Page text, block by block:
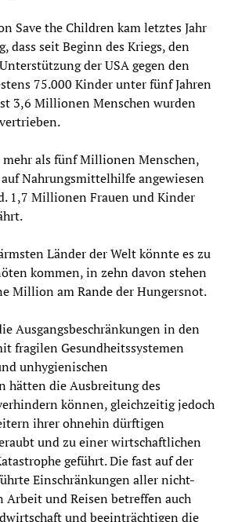
Save the Children kam letztes Jahr
dass seit Beginn des Kriegs, den
der USA gegen den
75.000 Kinder unter fünf Jahren
3,6 Millionen Menschen wurden
als fünf Millionen Menschen,
Nahrungsmittelhilfe angewiesen
1,7 Millionen Frauen und Kinder
Länder der Welt könnte es zu
kommen, in zehn davon stehen
Million am Rande der Hungersnot.
Ausgangsbeschränkungen in den
fragilen Gesundheitssystemen
unhygienischen
hätten die Ausbreitung des
können, gleichzeitig jedoch
ihrer ohnehin dürftigen
und zu einer wirtschaftlichen
geführt. Die fast auf der
Einschränkungen aller nicht-
Arbeit und Reisen betreffen auch
und beeinträchtigen die